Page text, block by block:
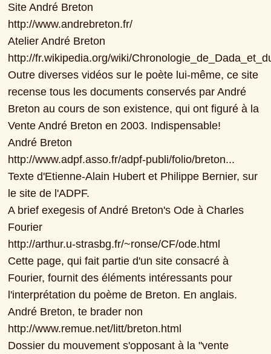
Site André Breton
http://www.andrebreton.fr/
Atelier André Breton
http://fr.wikipedia.org/wiki/
Outre diverses vidéos sur le poète lui-même, ce site
recense tous les documents conservés par André
Breton au cours de son existence, qui ont figuré à la
Vente André Breton en 2003. Indispensable!
André Breton
http://www.adpf.asso.fr/adpf-publi/folio/breton...
Texte d'Etienne-Alain Hubert et Philippe Bernier, sur
le site de l'ADPF.
A brief exegesis of André Breton's Ode à Charles
Fourier
http://arthur.u-strasbg.fr/~ronse/CF/ode.html
Cette page, qui fait partie d'un site consacré à
Fourier, fournit des éléments intéressants pour
l'interprétation du poème de Breton. En anglais.
André Breton, te brader non
http://www.remue.net/litt/breton.html
Dossier du mouvement s'opposant à la "vente